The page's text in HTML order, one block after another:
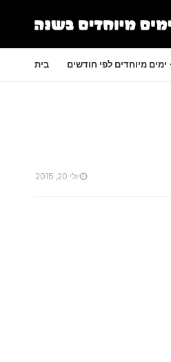
בית ימים מיוחדים לפי חודשים
יולי 20, 2015